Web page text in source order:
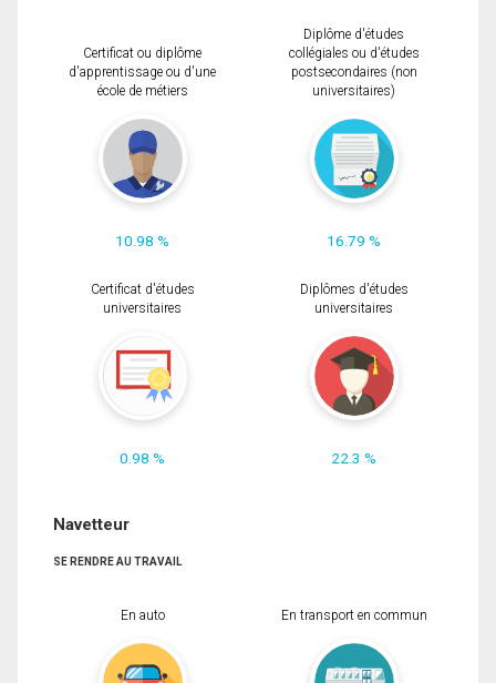
Certificat ou diplôme
d'apprentissage ou d'une
école de métiers
10.98 %
Diplôme d'études
collégiales ou d'études
postsecondaires (non
universitaires)
16.79 %
Certificat d'études
universitaires
0.98 %
Diplômes d'études
universitaires
22.3 %
Navetteur
SE RENDRE AU TRAVAIL
En auto En transport en commun